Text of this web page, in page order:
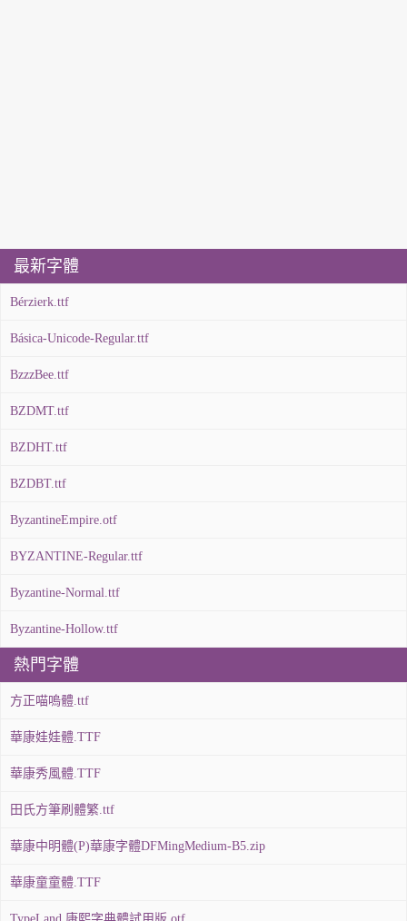
最新字體
Bérzierk.ttf
Básica-Unicode-Regular.ttf
BzzzBee.ttf
BZDMT.ttf
BZDHT.ttf
BZDBT.ttf
ByzantineEmpire.otf
BYZANTINE-Regular.ttf
Byzantine-Normal.ttf
Byzantine-Hollow.ttf
熱門字體
方正喵嗚體.ttf
華康娃娃體.TTF
華康秀風體.TTF
田氏方筆刷體繁.ttf
華康中明體(P)華康字體DFMingMedium-B5.zip
華康童童體.TTF